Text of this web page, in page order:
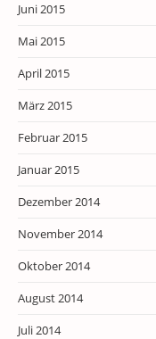
Juni 2015
Mai 2015
April 2015
März 2015
Februar 2015
Januar 2015
Dezember 2014
November 2014
Oktober 2014
August 2014
Juli 2014